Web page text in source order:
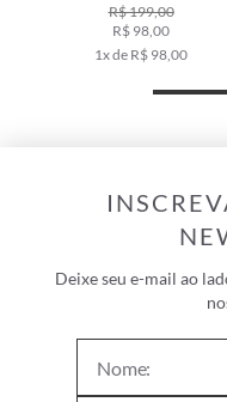
R$ 199,00
R$ 98,00
1x de R$ 98,00
Deixe seu e-mail ao